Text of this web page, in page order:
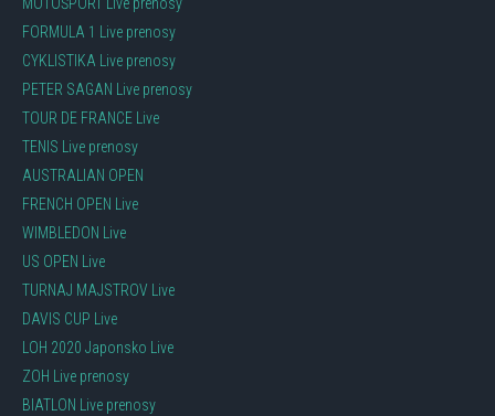
FORMULA 1 Live prenosy
CYKLISTIKA Live prenosy
PETER SAGAN Live prenosy
TOUR DE FRANCE Live
TENIS Live prenosy
AUSTRALIAN OPEN
FRENCH OPEN Live
WIMBLEDON Live
US OPEN Live
TURNAJ MAJSTROV Live
DAVIS CUP Live
LOH 2020 Japonsko Live
ZOH Live prenosy
BIATLON Live prenosy